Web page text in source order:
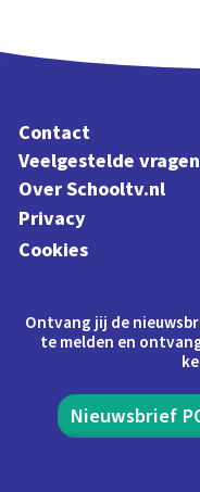
Contact
Veelgestelde vragen
Over Schooltv.nl
Privacy
Cookies
Ontvang jij de
te melden en
Nieuwsbrief